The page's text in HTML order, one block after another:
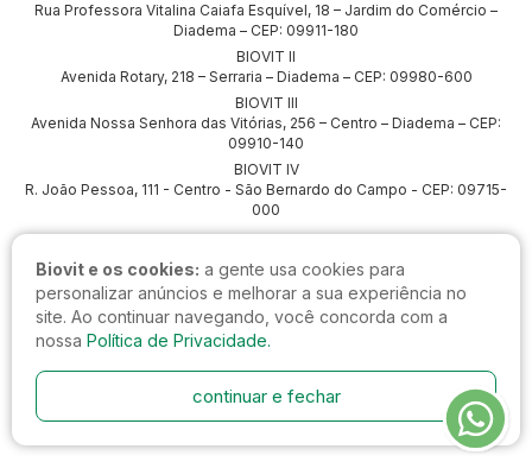
Biovit e os cookies: a gente usa cookies para
personalizar anúncios e melhorar a sua experiência no
site. Ao continuar navegando, você concorda com a
nossa Política de Privacidade.
continuar e fechar
Rua Professora Vitalina Caiafa Esquível, 18 – Jardim do Comércio –
Diadema – CEP: 09911-180
BIOVIT II
Avenida Rotary, 218 – Serraria – Diadema – CEP: 09980-600
BIOVIT III
Avenida Nossa Senhora das Vitórias, 256 – Centro – Diadema – CEP:
09910-140
BIOVIT IV
R. João Pessoa, 111 - Centro - São Bernardo do Campo - CEP: 09715-
000